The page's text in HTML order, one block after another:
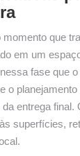
momento que
em um
fase que
o
entrega final.
superfícies,